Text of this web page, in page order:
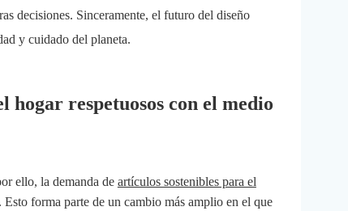
decisiones. Sinceramente, el futuro del diseño
y cuidado del planeta.
hogar respetuosos con el medio
ello, la demanda de artículos sostenibles para el
forma parte de un cambio más amplio en el que